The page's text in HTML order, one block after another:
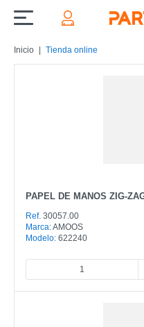
Inicio Tienda online
PAPEL DE MANOS ZIG-
Ref. 30057.00
Marca:AMOOS
Modelo: 622240